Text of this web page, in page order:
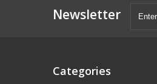
Newsletter
Categories